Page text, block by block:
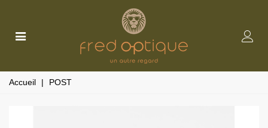
Accueil | POST